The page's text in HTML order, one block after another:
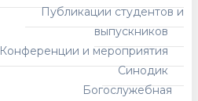
Публикации студентов и
выпускников
Конференции и мероприятия
Синодик
Богослужебная